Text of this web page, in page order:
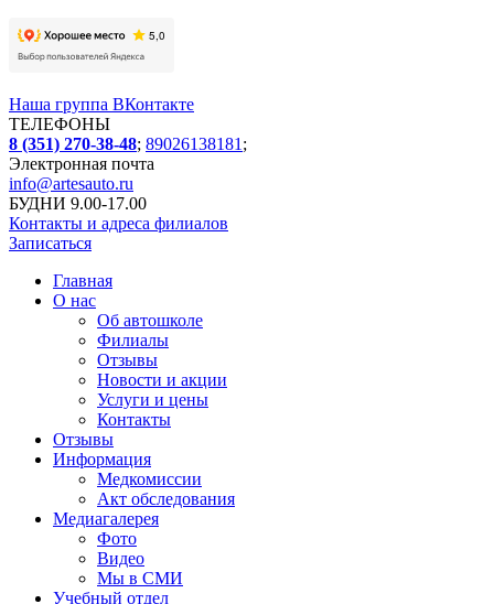
Наша группа ВКонтакте
ТЕЛЕФОНЫ
8 (351) 270-38-48; 89026138181 ;
Электронная почта
info@artesauto.ru
БУДНИ 9.00-17.00
Контакты и адреса филиалов
Записаться
Главная
О нас
Об автошколе
Филиалы
Отзывы
Новости и акции
Услуги и цены
Контакты
Отзывы
Информация
Медкомиссии
Акт обследования
Медиагалерея
Фото
Видео
Мы в СМИ
Учебный отдел